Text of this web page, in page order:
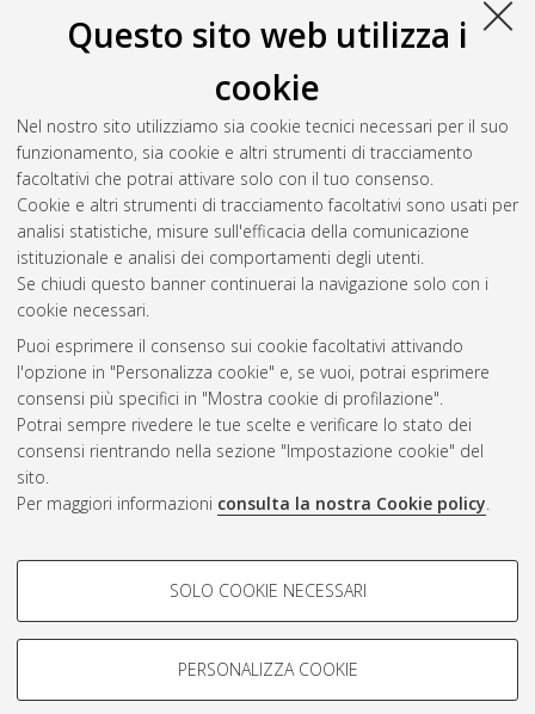
Questo sito web utilizza i
cookie
Nel nostro sito utilizziamo sia cookie tecnici necessari per il suo
funzionamento, sia cookie e altri strumenti di tracciamento
facoltativi che potrai attivare solo con il tuo consenso.
Cookie e altri strumenti di tracciamento facoltativi sono usati per
analisi statistiche, misure sull'efficacia della comunicazione
istituzionale e analisi dei comportamenti degli utenti.
Se chiudi questo banner continuerai la navigazione solo con i
cookie necessari.
Puoi esprimere il consenso sui cookie facoltativi attivando
l'opzione in "Personalizza cookie" e, se vuoi, potrai esprimere
consensi più specifici in "Mostra cookie di profilazione".
Potrai sempre rivedere le tue scelte e verificare lo stato dei
consensi rientrando nella sezione "Impostazione cookie" del
sito.
Per maggiori informazioni consulta la nostra Cookie policy.
COOKIE DI PROFILAZIONE -
Si tratta di cookie utilizzati per analizzare le caratteristiche della
navigazione degli utenti, creare profili in base al loro comportamento
SOLO COOKIE NECESSARI
PERSONALIZZA COOKIE
Tosini, Giorgio(2008)Scene di violenza, esperienze emotive e
, [Dissertation thesis], Alma Mater
Studiorum Università di Bologna. Dottorato di ricerca in
Psicologia generale e clinica, 20 Ciclo. DOI
10.6092/unibo/amsdottorato/1012.
Questa lista e' stata generata ilSat Aug 8 20:39:22 2026
Atom
Rss 1.0
Rss 2.0
ISSN: 2038-7946
Impostazioni Cookie
Informativa sulla privacy
Condizioni d’uso del sito